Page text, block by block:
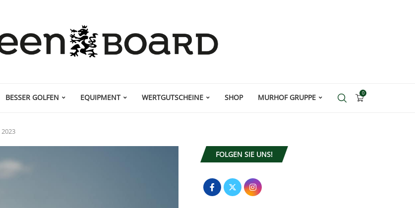
BESSER GOLFEN EQUIPMENT WERTGUTSCHEINE SHOP MURHOF GRUPPE 0
FOLGEN SIE UNS!